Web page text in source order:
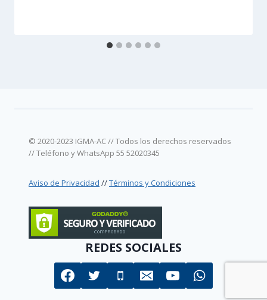
© 2020-2023 IGMA-AC // Todos los derechos reservados
// Teléfono y WhatsApp 55 52020345
Aviso de Privacidad //Términos y Condiciones
REDES SOCIALES